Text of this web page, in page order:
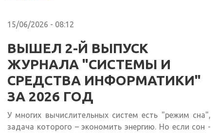
15/06/2026 - 08:12
ВЫШЕЛ 2-Й ВЫПУСК
ЖУРНАЛА "СИСТЕМЫ И
СРЕДСТВА ИНФОРМАТИКИ"
ЗА 2026 ГОД
У многих вычислительных систем есть "режим сна",
задача которого – экономить энергию. Но если сон -